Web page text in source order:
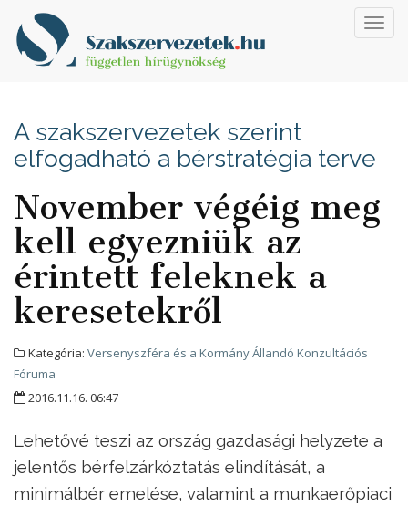
A szakszervezetek szerint
elfogadható a bérstratégia terve
November végéig meg
kell egyezniük az
érintett feleknek a
keresetekről
Kategória: Versenyszféra és a Kormány Állandó Konzultációs
Fóruma
2016.11.16. 06:47
Lehetővé teszi az ország gazdasági helyzete a
jelentős bérfelzárkóztatás elindítását, a
minimálbér emelése, valamint a munkaerőpia­ci